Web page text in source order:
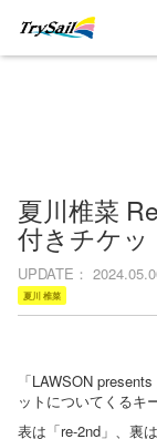
夏川椎菜
付きチケッ
UPDATE
夏川 椎菜
「LAWSON
ットについてくるキ
表は「re-2nd」、裏